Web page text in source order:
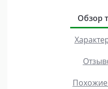
Обзор